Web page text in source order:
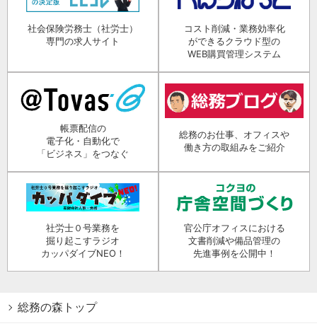
社会保険労務士（社労士）
専門の求人サイト
コスト削減・業務効率化
ができるクラウド型の
WEB購買管理システム
帳票配信の
電子化・自動化で
「ビジネス」をつなぐ
総務のお仕事、オフィスや
働き方の取組みをご紹介
社労士０号業務を
掘り起こすラジオ
カッパダイブNEO！
官公庁オフィスにおける
文書削減や備品管理の
先進事例を公開中！
総務の森トップ